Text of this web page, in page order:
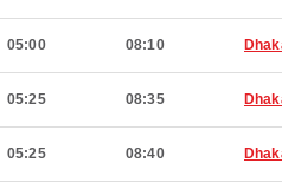
05:00 08:10
05:25 08:35
05:25 08:40